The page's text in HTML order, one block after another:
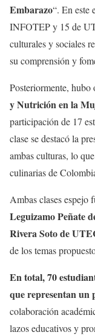
Embarazo“. En este
INFOTEP y 15 de
culturales y sociales
su comprensión y
Posteriormente, hubo
y Nutrición en la
participación de 17
clase se destacó la
ambas culturas, lo
culinarias de
Ambas clases espejo
Leguizamo Peñate
Rivera Soto de
de los temas
En total, 70
que representan un
colaboración
lazos educativos y